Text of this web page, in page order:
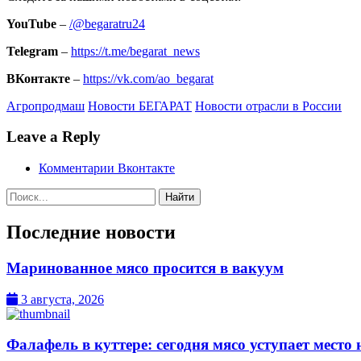
YouTube – /@begaratru24
Telegram – https://t.me/begarat_news
ВКонтакте – https://vk.com/ao_begarat
Агропродмаш Новости БЕГАРАТ Новости отрасли в России
Leave a Reply
Комментарии Вконтакте
Поиск:
Последние новости
Маринованное мясо просится в вакуум
3 августа, 2026
Фалафель в куттере: сегодня мясо уступает место